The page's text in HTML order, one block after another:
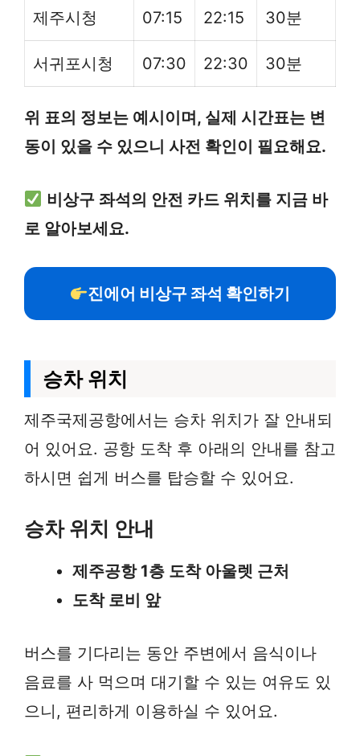
제주시청 07:15 22:15 30분
서귀포시청 07:30 22:30 30분
위 표의 정보는 예시이며, 실제 시간표는 변
동이 있을 수 있으니 사전 확인이 필요해요.
비상구 좌석의 안전 카드 위치를 지금 바
로 알아보세요.
진에어 비상구 좌석 확인하기
승차 위치
제주국제공항에서는 승차 위치가 잘 안내되
어 있어요. 공항 도착 후 아래의 안내를 참고
하시면 쉽게 버스를 탑승할 수 있어요.
승차 위치 안내
제주공항 1층 도착 아울렛 근처
도착 로비 앞
버스를 기다리는 동안 주변에서 음식이나
음료를 사 먹으며 대기할 수 있는 여유도 있
으니, 편리하게 이용하실 수 있어요.